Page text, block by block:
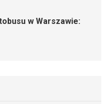
w Warszawie: